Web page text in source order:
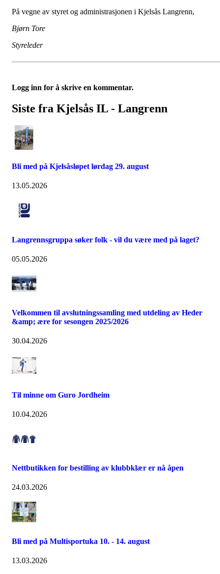
På vegne av styret og administrasjonen i Kjelsås Langrenn,
Bjørn Tore
Styreleder
Logg inn for å skrive en kommentar.
Siste fra Kjelsås IL - Langrenn
Bli med på Kjelsåsløpet lørdag 29. august
13.05.2026
Langrennsgruppa søker folk - vil du være med på laget?
05.05.2026
Velkommen til avslutningssamling med utdeling av Heder
&amp; ære for sesongen 2025/2026
30.04.2026
Til minne om Guro Jordheim
10.04.2026
Nettbutikken for bestilling av klubbklær er nå åpen
24.03.2026
Bli med på Multisportuka 10. - 14. august
13.03.2026